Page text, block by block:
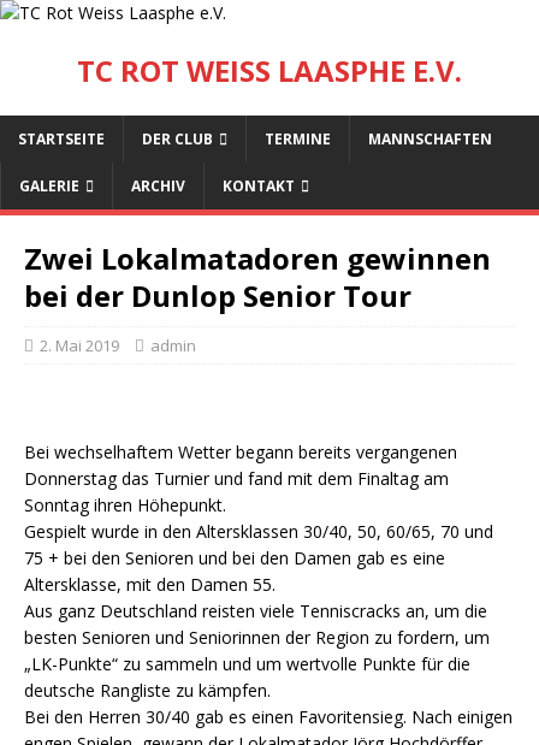
TC ROT WEISS LAASPHE E.V.
STARTSEITE DER CLUB TERMINE MANNSCHAFTEN
GALERIE ARCHIV KONTAKT
Zwei Lokalmatadoren gewinnen
bei der Dunlop Senior Tour
2. Mai 2019 admin
Bei wechselhaftem Wetter begann bereits vergangenen
Donnerstag das Turnier und fand mit dem Finaltag am
Sonntag ihren Höhepunkt.
Gespielt wurde in den Altersklassen 30/40, 50, 60/65, 70 und
75 + bei den Senioren und bei den Damen gab es eine
Altersklasse, mit den Damen 55.
Aus ganz Deutschland reisten viele Tenniscracks an, um die
besten Senioren und Seniorinnen der Region zu fordern, um
„LK-Punkte“ zu sammeln und um wertvolle Punkte für die
deutsche Rangliste zu kämpfen.
Bei den Herren 30/40 gab es einen Favoritensieg. Nach einigen